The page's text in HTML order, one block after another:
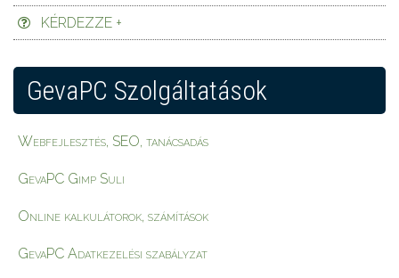
KÉRDEZZE +
GevaPC Szolgáltatások
Webfejlesztés, SEO, tanácsadás
GevaPC Gimp Suli
Online kalkulátorok, számítások
GevaPC Adatkezelési szabályzat